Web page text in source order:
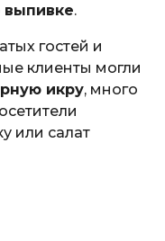
выпивке.
гостей и
клиенты могли
икру, много
или салат